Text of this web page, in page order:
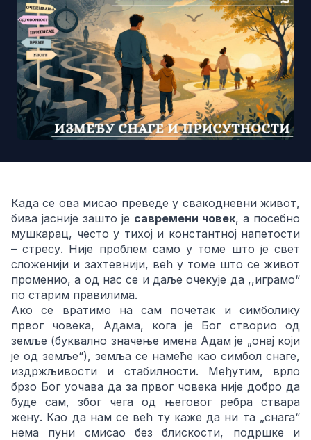
Када се ова мисао преведе у свакодневни живот,
бива јасније зашто је савремени човек, а посебно
мушкарац, често у тихој и константној напетости
– стресу. Није проблем само у томе што је свет
сложенији и захтевнији, већ у томе што се живот
променио, а од нас се и даље очекује да ,,играмо“
по старим правилима.
Ако се вратимо на сам почетак и симболику
првог човека, Адама, кога је Бог створио од
земље (буквално значење имена Адам је „онај који
је од земље“), земља се намеће као симбол снаге,
издржљивости и стабилности. Међутим, врло
брзо Бог уочава да за првог човека није добро да
буде сам, због чега од његовог ребра ствара
жену. Као да нам се већ ту каже да ни та „снага“
нема пуни смисао без блискости, подршке и